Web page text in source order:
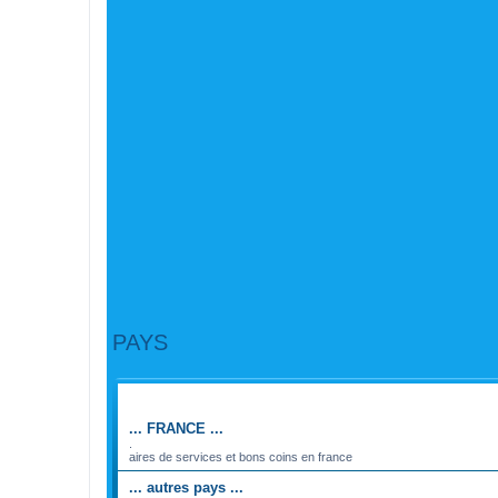
PAYS
... FRANCE ...
aires de services et bons coins en france
... autres pays ...